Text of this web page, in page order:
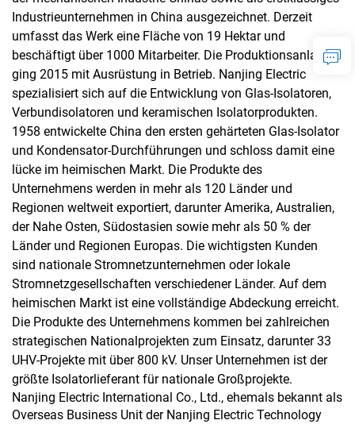
Industrieunternehmen in China ausgezeichnet. Derzeit
umfasst das Werk eine Fläche von 19 Hektar und
beschäftigt über 1000 Mitarbeiter. Die Produktionsanlage
ging 2015 mit Ausrüstung in Betrieb. Nanjing Electric
spezialisiert sich auf die Entwicklung von Glas-Isolatoren,
Verbundisolatoren und keramischen Isolatorprodukten.
1958 entwickelte China den ersten gehärteten Glas-Isolator
und Kondensator-Durchführungen und schloss damit eine
lücke im heimischen Markt. Die Produkte des
Unternehmens werden in mehr als 120 Länder und
Regionen weltweit exportiert, darunter Amerika, Australien,
der Nahe Osten, Südostasien sowie mehr als 50 % der
Länder und Regionen Europas. Die wichtigsten Kunden
sind nationale Stromnetzunternehmen oder lokale
Stromnetzgesellschaften verschiedener Länder. Auf dem
heimischen Markt ist eine vollständige Abdeckung erreicht.
Die Produkte des Unternehmens kommen bei zahlreichen
strategischen Nationalprojekten zum Einsatz, darunter 33
UHV-Projekte mit über 800 kV. Unser Unternehmen ist der
größte Isolatorlieferant für nationale Großprojekte.
Nanjing Electric International Co., Ltd., ehemals bekannt als
Overseas Business Unit der Nanjing Electric Technology